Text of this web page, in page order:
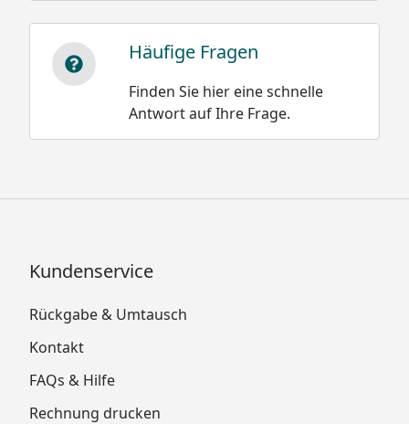
Häufige Fragen
Finden Sie hier eine schnelle
Antwort auf Ihre Frage.
Kundenservice
Rückgabe & Umtausch
Kontakt
FAQs & Hilfe
Rechnung drucken